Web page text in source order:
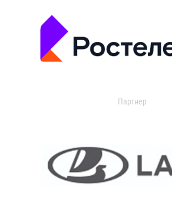
Партнер